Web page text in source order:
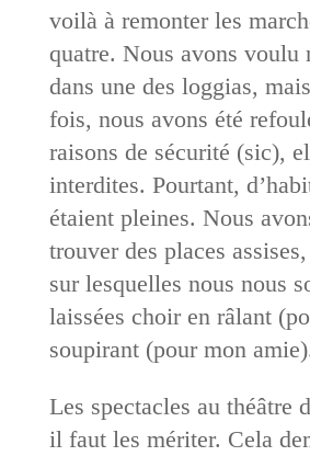
voilà à remonter les
quatre. Nous avons voulu
dans une des loggias,
fois, nous avons été
raisons de sécurité (sic),
interdites. Pourtant,
étaient pleines. Nous
trouver des places
sur lesquelles nous nous
laissées choir en râlant
soupirant (pour mon
Les spectacles au théâtre
il faut les mériter. Cela